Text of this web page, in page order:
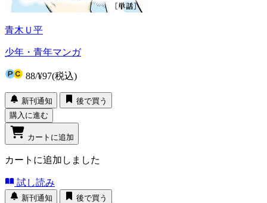
青木Ｕ平
少年・青年マンガ
88/¥97(税込)
新刊通知
後で買う
購入に進む
カートに追加
カートに追加しました
試し読み
新刊通知 後で買う